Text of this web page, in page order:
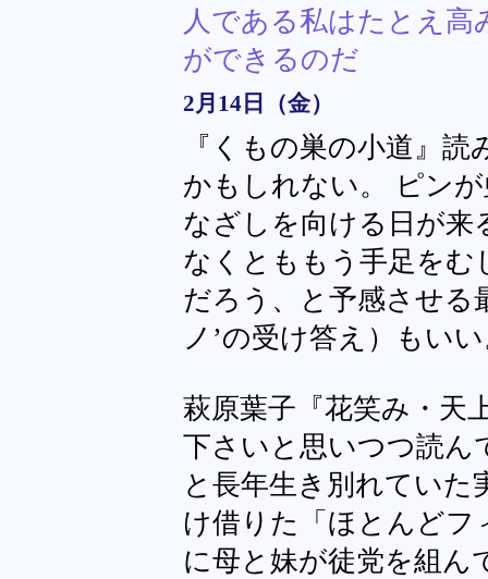
人である私はたとえ
ができるのだ
2月14日（金）
『くもの巣の小道』
かもしれない。 ピン
なざしを向ける日が来
なくとももう手足を
だろう、と予感させる
ノ’の受け答え）もい
萩原葉子『花笑み・天
下さいと思いつつ読ん
と長年生き別れてい
け借りた「ほとんど
に母と妹が徒党を組ん